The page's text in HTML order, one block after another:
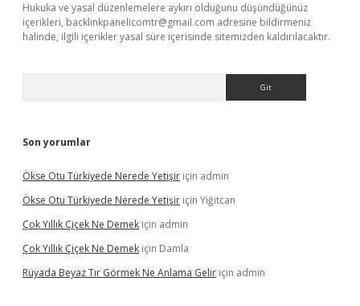
Hukuka ve yasal düzenlemelere aykırı olduğunu düşündüğünüz
içerikleri, backlinkpanelicomtr@gmail.com adresine bildirmeniz
halinde, ilgili içerikler yasal süre içerisinde sitemizden kaldırılacaktır.
Son yorumlar
Ökse Otu Türkiyede Nerede Yetişir için admin
Ökse Otu Türkiyede Nerede Yetişir için Yiğitcan
Çok Yıllık Çiçek Ne Demek için admin
Çok Yıllık Çiçek Ne Demek için Damla
Rüyada Beyaz Tır Görmek Ne Anlama Gelir için admin